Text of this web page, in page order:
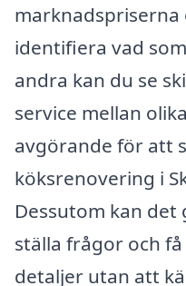
identifiera vad
andra kan du se
service mellan
avgörande för att
köksrenovering i
Dessutom kan
ställa frågor och
detaljer utan att